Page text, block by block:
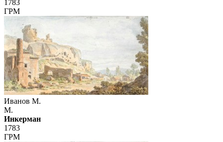
1783
ГРМ
Иванов М.
М.
Инкерман
1783
ГРМ